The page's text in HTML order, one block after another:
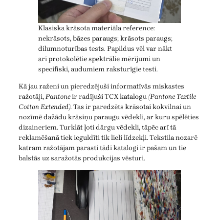
Klasiska krāsota materiāla reference:
nekrāsots, bāzes paraugs; krāsots paraugs;
dilumnoturības tests. Papildus vēl var nākt
arī protokolētie spektrālie mērījumi un
specifiski, audumiem raksturīgie testi.
Kā jau raženi un pieredzējuši informatīvās miskastes
ražotāji,Pantoneir radījuši TCX katalogu (Pantone Textile
Cotton Extended). Tas ir paredzēts krāsotai kokvilnai un
nozīmē dažādu krāsiņu paraugu vēdekli, ar kuru spēlēties
dizaineriem. Turklāt ļoti dārgu vēdekli, tāpēc arī tā
reklamēšanā tiek ieguldīti tik lieli līdzekļi. Tekstila nozarē
katram ražotājam parasti tādi katalogi ir pašam un tie
balstās uz saražotās produkcijas vēsturi.